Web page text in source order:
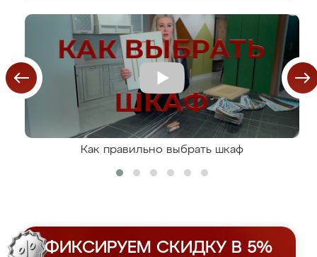
Как правильно выбрать шкаф
ФИКСИРУЕМ СКИДКУ В 5%